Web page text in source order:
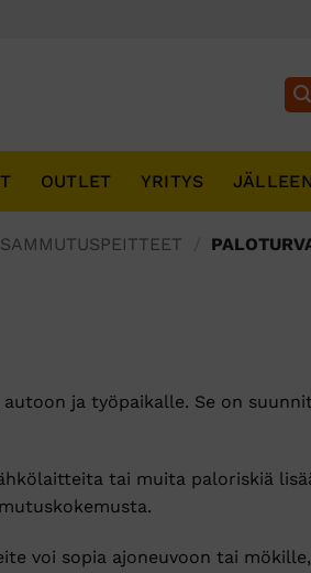
OUTLET YRITYS
SAMMUTUSPEITTEET
ja työpaikalle. Se on
tai muita paloriskiä
voi sopia ajoneuvoon tai